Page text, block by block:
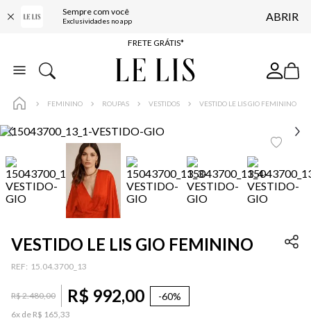
Sempre com você
Exclusividades no app ABRIR
ENTREGA EXPRESSA*
FRETE GRÁTIS*
BAIXE O APP
FEMININO ROUPAS VESTIDOS VESTIDO LE LIS GIO FEMININO
VESTIDO LE LIS GIO FEMININO
: 15.04.3700_13
R$2.480,00 R$ 992,00 -60%
6x de R$ 165,33